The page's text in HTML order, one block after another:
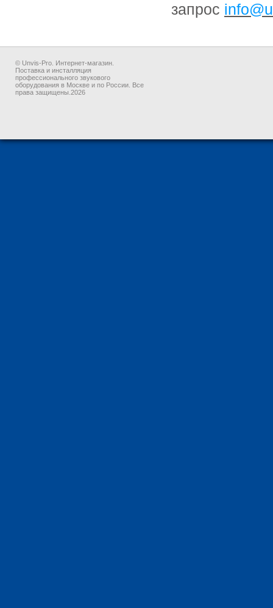
запрос
© Unvis-Pro. Интернет-магазин.
Поставка и инсталляция
профессионального звукового
оборудования в Москве и по России. Все
права защищены.2026